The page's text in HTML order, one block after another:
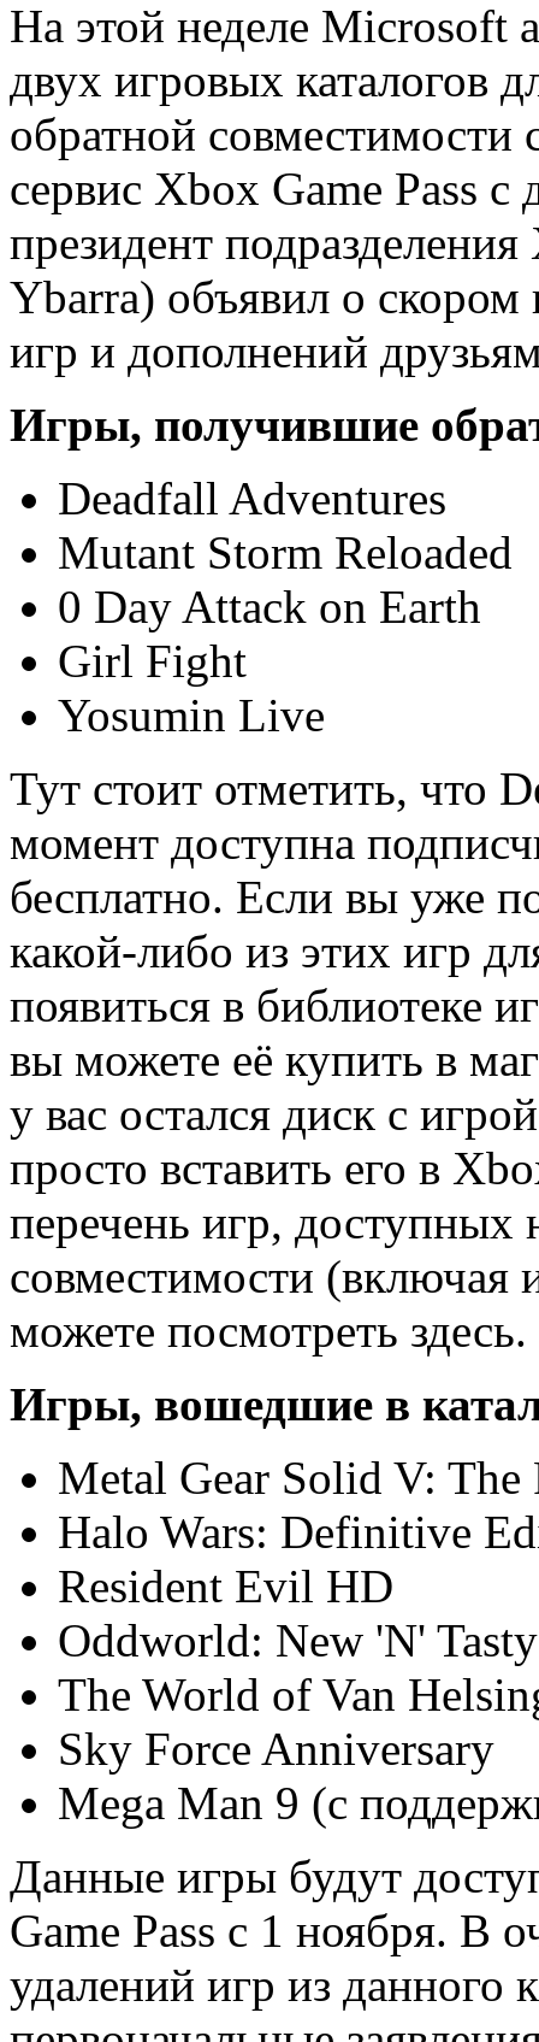
На этой неделе Microsoft
двух игровых каталогов
обратной
сервис Xbox Game Pass с
президент
Ybarra) объявил о
игр и дополнений
Игры, получившие
Deadfall Adventures
Mutant Storm Reloaded
0 Day Attack on Earth
Girl Fight
Yosumin Live
Тут стоит отметить, что
момент доступна
бесплатно. Если вы уже
какой-либо из этих игр
появиться в библиотеке
вы можете её купить в
у вас остался диск с
просто вставить его в
перечень игр,
совместимости (включая
можете посмотреть здесь.
Игры, вошедшие в
Metal Gear Solid V: The
Halo Wars: Definitive
Resident Evil HD
Oddworld: New 'N' Tasty
The World of Van
Sky Force Anniversary
Mega Man 9 (с
Данные игры будут
Game Pass с 1 ноября. В
удалений игр из данного